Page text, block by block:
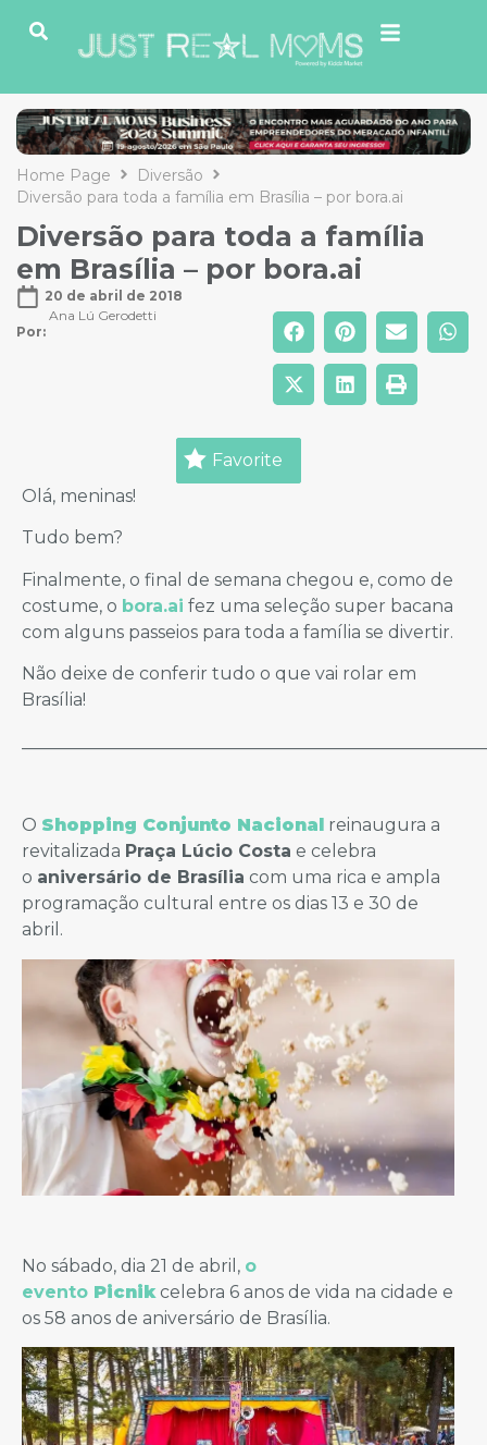
Home Page
Diversão
Diversão para toda a família em Brasília – por bora.ai
Diversão para toda a família
em Brasília – por bora.ai
20 de abril de 2018
Por:
Ana Lú Gerodetti
Favorite
Olá, meninas!
Tudo bem?
Finalmente, o final de semana chegou e, como de
costume, o bora.ai fez uma seleção super bacana
com alguns passeios para toda a família se divertir.
Não deixe de conferir tudo o que vai rolar em
Brasília!
O Shopping Conjunto Nacional reinaugura a
revitalizada Praça Lúcio Costa e celebra
o aniversário de Brasília com uma rica e ampla
programação cultural entre os dias 13 e 30 de
abril.
No sábado, dia 21 de abril, o
evento Picnikcelebra 6 anos de vida na cidade e
os 58 anos de aniversário de Brasília.